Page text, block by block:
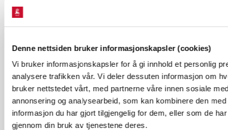
Denne nettsiden bruker informasjonskapsler (cookies)
Vi bruker informasjonskapsler for å gi innhold et personlig
analysere trafikken vår. Vi deler dessuten informasjon om
bruker nettstedet vårt, med partnerne våre innen sosiale
annonsering og analysearbeid, som kan kombinere den med
informasjon du har gjort tilgjengelig for dem, eller som de
gjennom din bruk av tjenestene deres.
Endring av karttjenester i Nettanlegg, Nettkart
NVE's Karttjenester som avsluttes 19.6.2025
Forrige 2 av 11 Neste
Abonner på nyheter fra GIS API